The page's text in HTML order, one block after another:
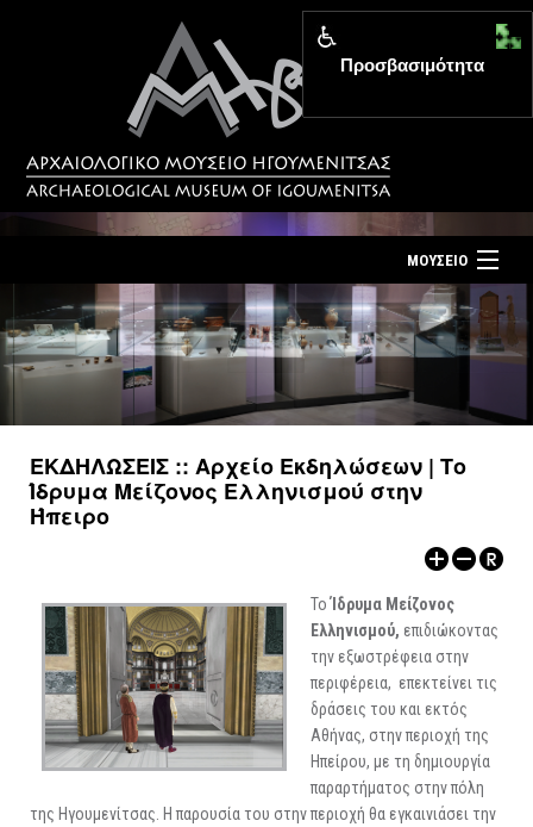
Αρχική σελίδα
Επίσκεψη
Επικοινωνία
Νέα
ΜΟΥΣΕΙΟ
ΤΟ ΜΟΥΣΕΙΟ
ΕΚΘΕΣΕΙΣ
ΕΚΔΟΣΕΙΣ
ΕΚΔΗΛΩΣΕΙΣ :: Αρχείο Εκδηλώσεων | Το
Ίδρυμα Μείζονος Ελληνισμού στην
Ήπειρο
ΤοΊδρυμα Μείζονος
Ελληνισμού, επιδιώκοντας
την εξωστρέφεια στην
περιφέρεια, επεκτείνει τις
δράσεις του και εκτός
Αθήνας, στην περιοχή της
Ηπείρου, με τη δημιουργία
παραρτήματος στην πόλη
της Ηγουμενίτσας. Η παρουσία του στην περιοχή θα εγκαινιάσει την
Προσβασιμότητα